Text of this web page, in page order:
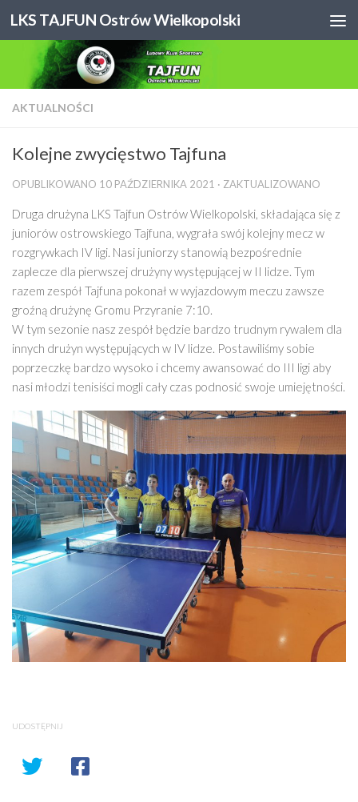
Skip to content
LKS TAJFUN Ostrów Wielkopolski
AKTUALNOŚCI
Kolejne zwycięstwo Tajfuna
OPUBLIKOWANO 10 PAŹDZIERNIKA 2021 · ZAKTUALIZOWANO
Druga drużyna LKS Tajfun Ostrów Wielkopolski, składająca się z
juniorów ostrowskiego Tajfuna, wygrała swój kolejny mecz w
rozgrywkach IV ligi. Nasi juniorzy stanowią bezpośrednie
zaplecze dla pierwszej drużyny występującej w II lidze. Tym
razem zespół Tajfuna pokonał w wyjazdowym meczu zawsze
groźną drużynę Gromu Przyranie 7:10.
W tym sezonie nasz zespół będzie bardzo trudnym rywalem dla
innych drużyn występujących w IV lidze. Postawiliśmy sobie
poprzeczkę bardzo wysoko i chcemy awansować do III ligi aby
nasi młodzi tenisiści mogli cały czas podnosić swoje umiejętności.
UDOSTĘPNIJ